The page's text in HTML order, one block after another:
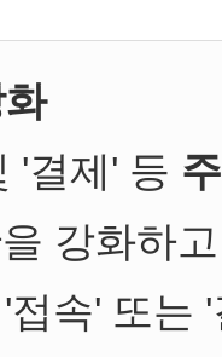
'결제' 등
강화하
속' 또는